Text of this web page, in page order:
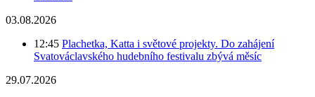
03.08.2026
12:45 Plachetka, Katta i světové projekty. Do zahájení
Svatováclavského hudebního festivalu zbývá měsíc
29.07.2026